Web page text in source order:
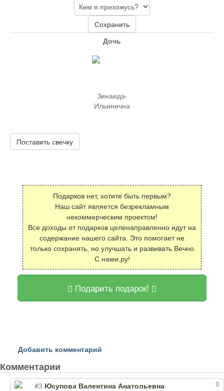
Сохранить
Дочь
Зинаида-
Ильинична
Поставить свечку
Подарков нет, хотите быть первым?
Наш сайт является безрекламным
некоммерческим проектом!
Все доходы от подарков целенаправленно идут на
содержание нашего сайта. Это помогает не
только сохранять, но улучшать и развивать Вечно
С нами.ру!
Подарить подарок!
Добавить комментарий
Комментарии
0
#3 Юсупова Валентина Анатольевна